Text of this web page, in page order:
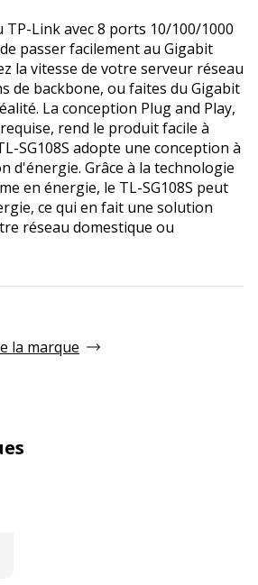
TP-Link avec 8 ports 10/100/1000
passer facilement au Gigabit
la vitesse de votre serveur réseau
de backbone, ou faites du Gigabit
La conception Plug and Play,
rend le produit facile à
SG108S adopte une conception à
d'énergie. Grâce à la technologie
en énergie, le TL-SG108S peut
ce qui en fait une solution
réseau domestique ou
la marque